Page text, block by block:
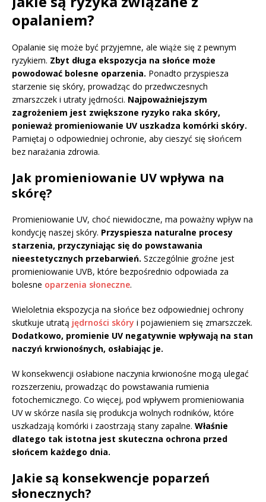
opalaniem?
Opalanie się może być przyjemne, ale wiąże się z pewnym
ryzykiem. Zbyt długa ekspozycja na słońce może
powodować bolesne oparzenia. Ponadto przyspiesza
starzenie się skóry, prowadząc do przedwczesnych
zmarszczek i utraty jędrności. Najpoważniejszym
zagrożeniem jest zwiększone ryzyko raka skóry,
ponieważ promieniowanie UV uszkadza komórki skóry.
Pamiętaj o odpowiedniej ochronie, aby cieszyć się słońcem
bez narażania zdrowia.
Jak promieniowanie UV wpływa na
skórę?
Promieniowanie UV, choć niewidoczne, ma poważny wpływ na
kondycję naszej skóry. Przyspiesza naturalne procesy
starzenia, przyczyniając się do powstawania
nieestetycznych przebarwień. Szczególnie groźne jest
promieniowanie UVB, które bezpośrednio odpowiada za
bolesne oparzenia słoneczne.
Wieloletnia ekspozycja na słońce bez odpowiedniej ochrony
skutkuje utratą jędrności skóry i pojawieniem się zmarszczek.
Dodatkowo, promienie UV negatywnie wpływają na stan
naczyń krwionośnych, osłabiając je.
W konsekwencji osłabione naczynia krwionośne mogą ulegać
rozszerzeniu, prowadząc do powstawania rumienia
fotochemicznego. Co więcej, pod wpływem promieniowania
UV w skórze nasila się produkcja wolnych rodników, które
uszkadzają komórki i zaostrzają stany zapalne. Właśnie
dlatego tak istotna jest skuteczna ochrona przed
słońcem każdego dnia.
Jakie są konsekwencje poparzeń
słonecznych?